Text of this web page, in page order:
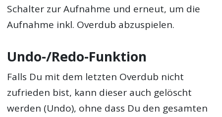
Schalter zur Aufnahme und erneut, um die
Aufnahme inkl. Overdub abzuspielen.
Undo-/Redo-Funktion
Falls Du mit dem letzten Overdub nicht
zufrieden bist, kann dieser auch gelöscht
werden (Undo), ohne dass Du den gesamten